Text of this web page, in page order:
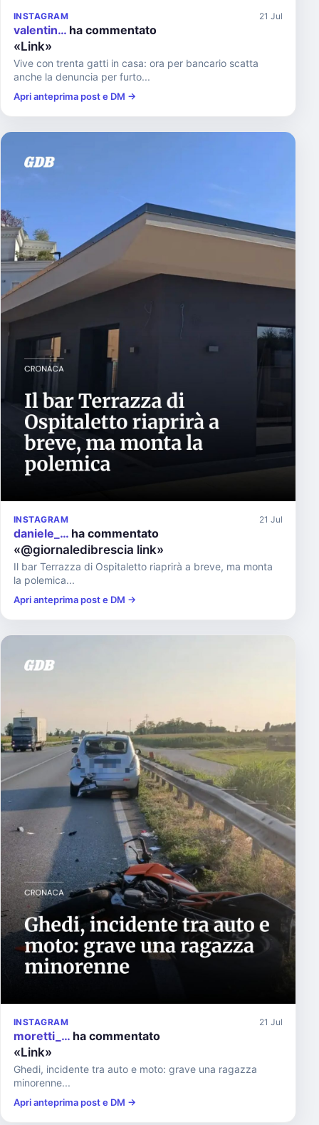
INSTAGRAM 21 Jul
valentin… ha commentato
«Link»
Vive con trenta gatti in casa: ora per bancario scatta
anche la denuncia per furto...
Apri anteprima post e DM →
INSTAGRAM 21 Jul
daniele_… ha commentato
«@giornaledibrescia link»
Il bar Terrazza di Ospitaletto riaprirà a breve, ma monta
la polemica...
Apri anteprima post e DM →
INSTAGRAM 21 Jul
moretti_… ha commentato
«Link»
Ghedi, incidente tra auto e moto: grave una ragazza
minorenne...
Apri anteprima post e DM →